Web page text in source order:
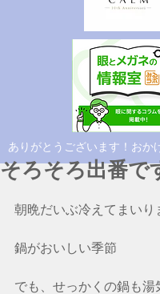
ありがとうございます！おか
そろそろ出番で
朝晩だいぶ冷えてまいり
鍋がおいしい季節
でも、せっかくの鍋も湯